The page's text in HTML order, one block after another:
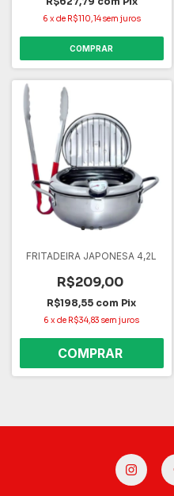
6 xde R$110,14sem juros
COMPRAR
FRITADEIRA JAPONESA 4,2L
R$209,00
R$198,55 com Pix
6 xde R$34,83 sem juros